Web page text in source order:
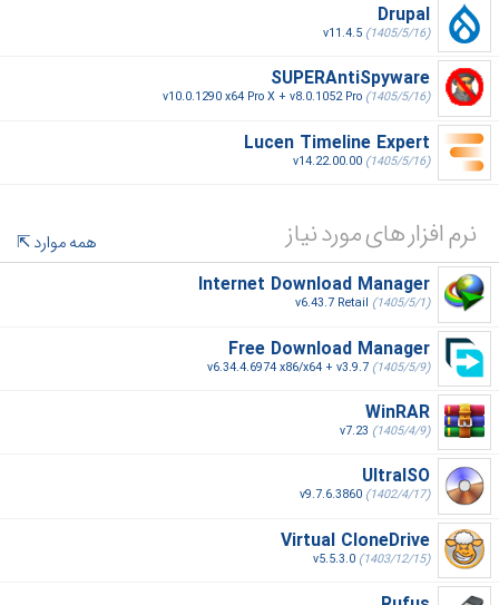
Drupal
v11.4.5 (1405/5/16)
SUPERAntiSpyware
v10.0.1290 x64 Pro X + v8.0.1052 Pro (1405/5/16)
Lucen Timeline Expert
v14.22.00.00 (1405/5/16)
نرم افزار های مورد نیاز
همه موارد
Internet Download Manager
v6.43.7 Retail (1405/5/1)
Free Download Manager
v6.34.4.6974 x86/x64 + v3.9.7 (1405/5/9)
WinRAR
v7.23 (1405/4/9)
UltraISO
v9.7.6.3860 (1402/4/17)
Virtual CloneDrive
v5.5.3.0 (1403/12/15)